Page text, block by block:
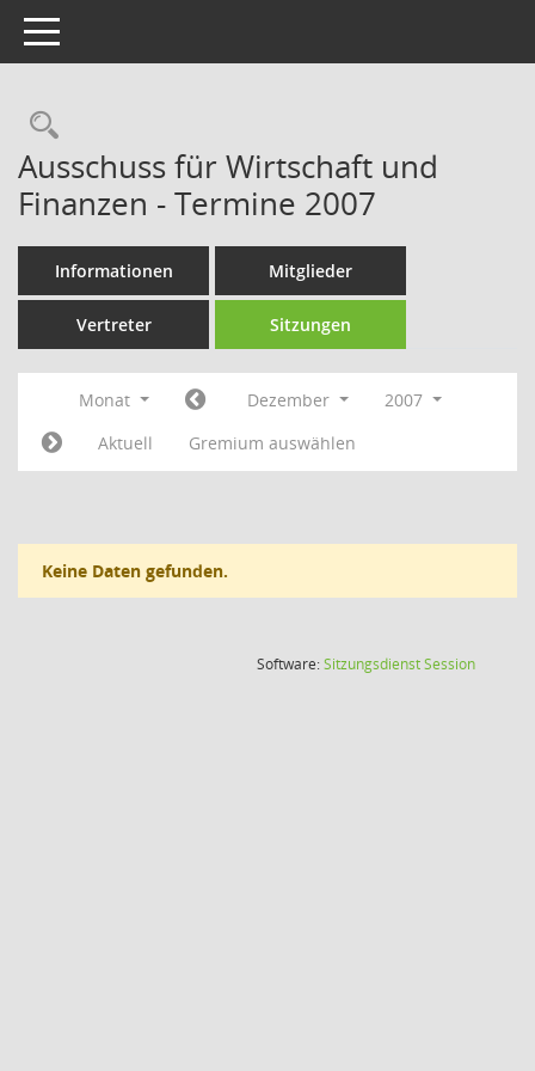
Toggle navigation
Rechercheauswahl
Ausschuss für Wirtschaft und
Finanzen - Termine 2007
Informationen Mitglieder
Vertreter Sitzungen
Monat Dezember
2007
Aktuell
Gremium auswählen
Keine Daten gefunden.
Software:SitzungsdienstSession(Wird in